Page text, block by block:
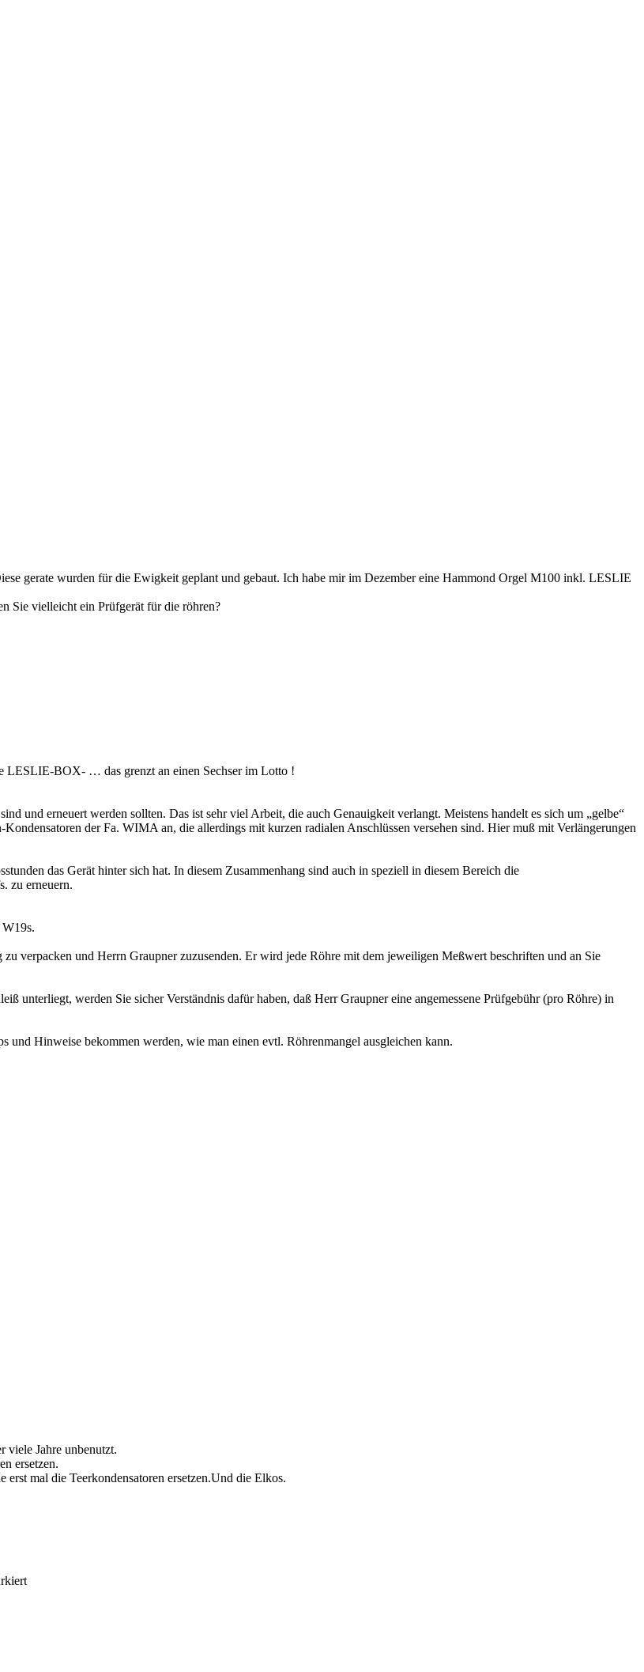
gerate wurden für die Ewigkeit geplant und gebaut. Ich habe mir im Dezember eine Hammond Orgel M100 inkl. LESLIE
Sie vielleicht ein Prüfgerät für die röhren?
LESLIE-BOX- … das grenzt an einen Sechser im Lotto !
und erneuert werden sollten. Das ist sehr viel Arbeit, die auch Genauigkeit verlangt. Meistens handelt es sich um „gelbe“
der Fa. WIMA an, die allerdings mit kurzen radialen Anschlüssen versehen sind. Hier muß mit Verlängerungen
das Gerät hinter sich hat. In diesem Zusammenhang sind auch in speziell in diesem Bereich die
zu erneuern.
verpacken und Herrn Graupner zuzusenden. Er wird jede Röhre mit dem jeweiligen Meßwert beschriften und an Sie
unterliegt, werden Sie sicher Verständnis dafür haben, daß Herr Graupner eine angemessene Prüfgebühr (pro Röhre) in
und Hinweise bekommen werden, wie man einen evtl. Röhrenmangel ausgleichen kann.
viele Jahre unbenutzt.
ersetzen.
mal die Teerkondensatoren ersetzen.Und die Elkos.